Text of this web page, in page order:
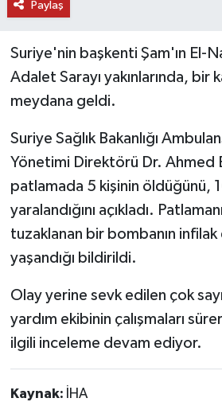
Paylaş
Suriye'nin başkenti Şam'ın El-
Adalet Sarayı yakınlarında, bir
meydana geldi.
Suriye Sağlık Bakanlığı
Yönetimi Direktörü Dr. Ahmed
patlamada 5 kişinin öldüğünü,
yaralandığını açıkladı.
tuzaklanan bir bombanın
yaşandığı bildirildi.
Olay yerine sevk edilen çok
yardım ekibinin çalışmaları
ilgili inceleme devam ediyor.
Kaynak: İHA
MAGAZİN